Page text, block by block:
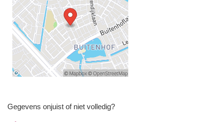
Gegevens onjuist of niet volledig?